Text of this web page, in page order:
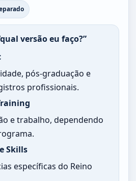
versão eu faço?”
pós-graduação e
profissionais.
e trabalho, dependendo
Skills
específicas do Reino